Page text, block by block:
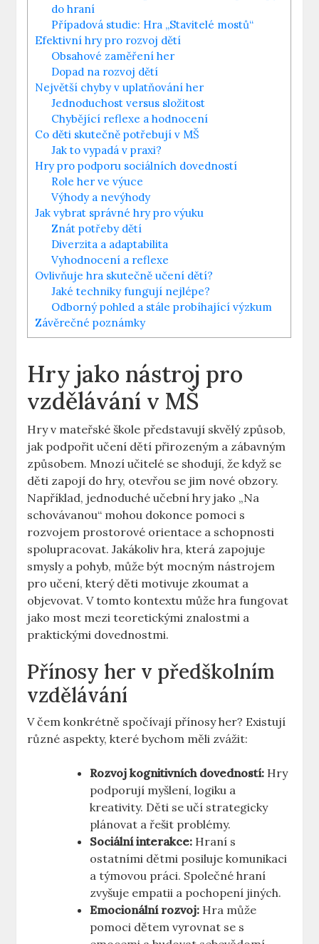
do hraní
Případová studie: Hra „Stavitelé mostů“
Efektivní hry pro rozvoj dětí
Obsahové zaměření her
Dopad na rozvoj dětí
Největší chyby v uplatňování her
Jednoduchost versus složitost
Chybějící reflexe a hodnocení
Co děti skutečně potřebují v MŠ
Jak to vypadá v praxi?
Hry pro podporu sociálních dovedností
Role her ve výuce
Výhody a nevýhody
Jak vybrat správné hry pro výuku
Znát potřeby dětí
Diverzita a adaptabilita
Vyhodnocení a reflexe
Ovlivňuje hra skutečně učení dětí?
Jaké techniky fungují nejlépe?
Odborný pohled a stále probíhající výzkum
Závěrečné poznámky
Hry jako nástroj pro
vzdělávání v MŠ
Hry v mateřské škole představují skvělý způsob,
jak podpořit učení dětí přirozeným a zábavným
způsobem. Mnozí učitelé se shodují, že když se
děti zapojí do hry, otevřou se jim nové obzory.
Například, jednoduché učební hry jako „Na
schovávanou“ mohou dokonce pomoci s
rozvojem prostorové orientace a schopnosti
spolupracovat. Jakákoliv hra, která zapojuje
smysly a pohyb, může být mocným nástrojem
pro učení, který děti motivuje zkoumat a
objevovat. V tomto kontextu může hra fungovat
jako most mezi teoretickými znalostmi a
praktickými dovednostmi.
Přínosy her v předškolním
vzdělávání
V čem konkrétně spočívají přínosy her? Existují
různé aspekty, které bychom měli zvážit:
Rozvoj kognitivních dovedností: Hry
podporují myšlení, logiku a
kreativity. Děti se učí strategicky
plánovat a řešit problémy.
Sociální interakce: Hraní s
ostatními dětmi posiluje komunikaci
a týmovou práci. Společné hraní
zvyšuje empatii a pochopení jiných.
Emocionální rozvoj: Hra může
pomoci dětem vyrovnat se s